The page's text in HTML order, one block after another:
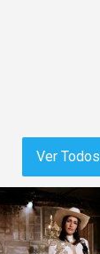
Ver Todos